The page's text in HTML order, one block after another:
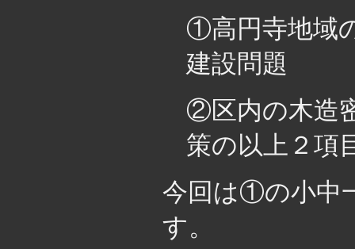
①高円寺地域
建設問題
②区内の木造
策の以上２項
今回は①の小中
す。